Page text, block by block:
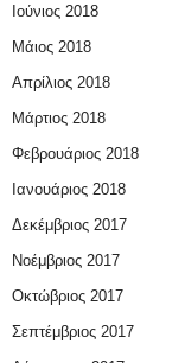
Ιούνιος 2018
Μάιος 2018
Απρίλιος 2018
Μάρτιος 2018
Φεβρουάριος 2018
Ιανουάριος 2018
Δεκέμβριος 2017
Νοέμβριος 2017
Οκτώβριος 2017
Σεπτέμβριος 2017